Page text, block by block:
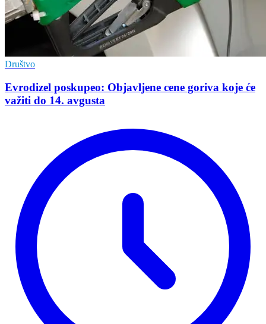
Društvo
Evrodizel poskupeo: Objavljene cene goriva koje će
važiti do 14. avgusta